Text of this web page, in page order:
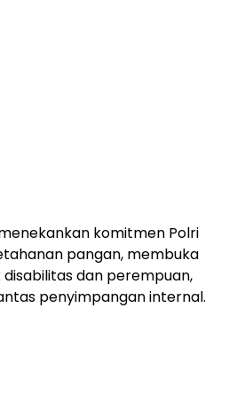
komitmen Polri
pangan, membuka
dan perempuan,
penyimpangan internal.